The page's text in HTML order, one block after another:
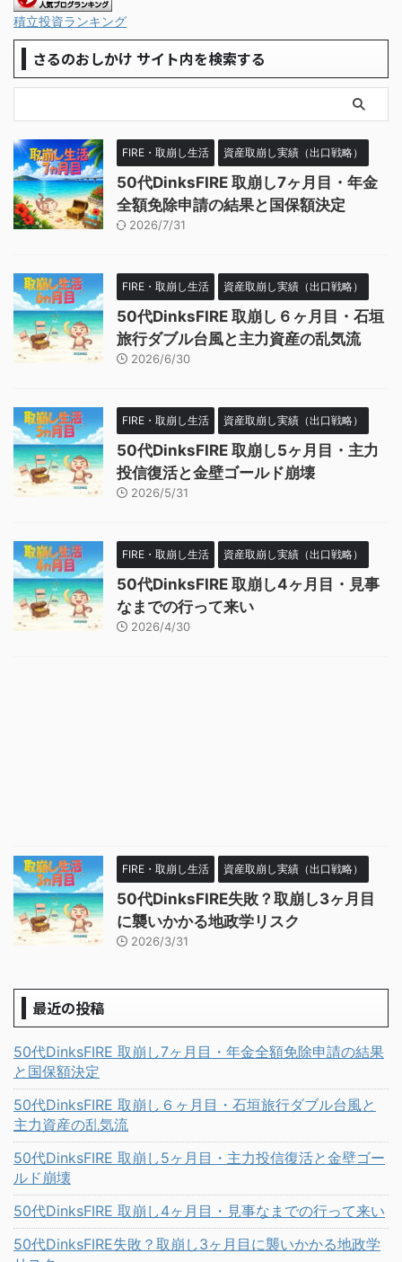
積立投資ランキング
さるのおしかけ サイト内を検索する
FIRE・取崩し生活 資産取崩し実績（出口戦略）
50代DinksFIRE 取崩し7ヶ月目・年金
全額免除申請の結果と国保額決定
2026/7/31
FIRE・取崩し生活 資産取崩し実績（出口戦略）
50代DinksFIRE 取崩し６ヶ月目・石垣
旅行ダブル台風と主力資産の乱気流
2026/6/30
FIRE・取崩し生活 資産取崩し実績（出口戦略）
50代DinksFIRE 取崩し5ヶ月目・主力
投信復活と金壁ゴールド崩壊
2026/5/31
FIRE・取崩し生活 資産取崩し実績（出口戦略）
50代DinksFIRE 取崩し4ヶ月目・見事
なまでの行って来い
2026/4/30
FIRE・取崩し生活 資産取崩し実績（出口戦略）
50代DinksFIRE失敗？取崩し3ヶ月目
に襲いかかる地政学リスク
2026/3/31
最近の投稿
50代DinksFIRE 取崩し7ヶ月目・年金全額免除申請の結果
と国保額決定
50代DinksFIRE 取崩し６ヶ月目・石垣旅行ダブル台風と
主力資産の乱気流
50代DinksFIRE 取崩し5ヶ月目・主力投信復活と金壁ゴー
ルド崩壊
50代DinksFIRE 取崩し4ヶ月目・見事なまでの行って来い
50代DinksFIRE失敗？取崩し3ヶ月目に襲いかかる地政学